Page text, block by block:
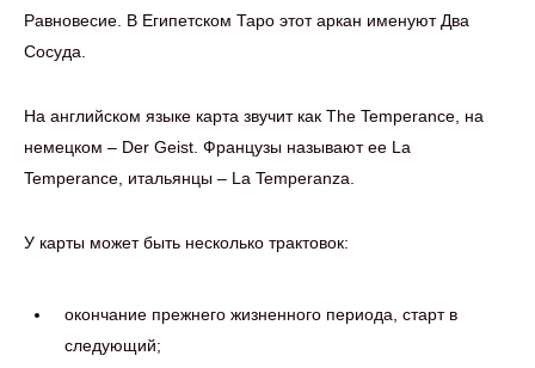
Равновесие. В Египетском Таро этот аркан именуют Два
Сосуда.
На английском языке карта звучит как The Temperance, на
немецком – Der Geist. Французы называют ее La
Temperance, итальянцы – La Temperanza.
У карты может быть несколько трактовок:
окончание прежнего жизненного периода, старт в
следующий;